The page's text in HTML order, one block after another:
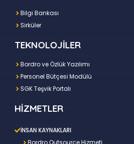
Bilgi Bankası
Sirküler
TEKNOLOJİLER
Bordro ve Özlük Yazılımı
Personel Bütçesi Modülü
SGK Teşvik Portalı
HİZMETLER
İNSAN KAYNAKLARI
Bordro Outsource Hizmeti